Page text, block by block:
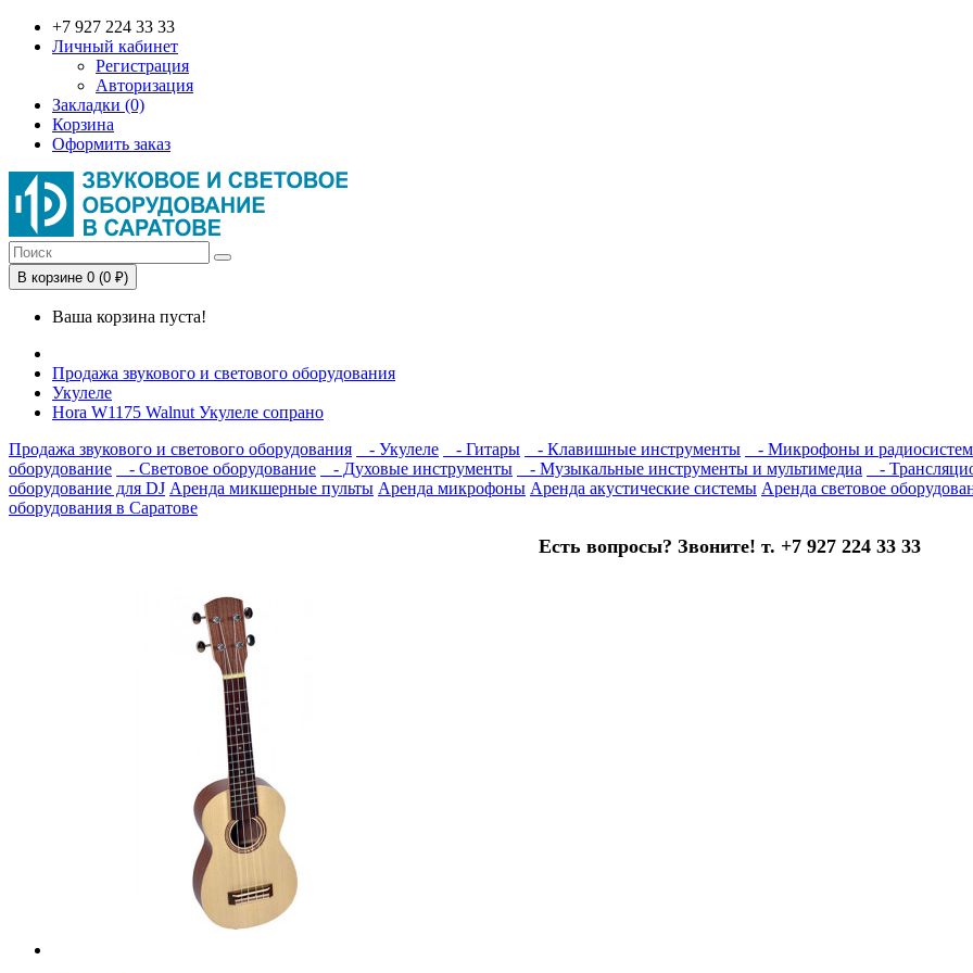
+7 927 224 33 33
Личный кабинет
Регистрация
Авторизация
Закладки (0)
Корзина
Оформить заказ
В корзине 0 (0 ₽)
Ваша корзина пуста!
Продажа звукового и светового оборудования
Укулеле
Hora W1175 Walnut Укулеле сопрано
Продажа звукового и светового оборудования
- Укулеле - Гитары - Клавишные инструменты - Микрофоны и
оборудование
- Световое оборудование - Духовые инструменты - Музыкальные инструменты и мультимедиа -
оборудование для DJ Аренда микшерные пульты Аренда микрофоны Аренда акустические системы Аренда световое
оборудования в Саратове
Есть вопросы? Звоните! т. +7 927 224 33 33